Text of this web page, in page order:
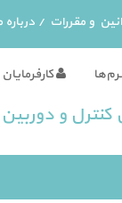
و مقررات / درباره
کارفرمایان
و